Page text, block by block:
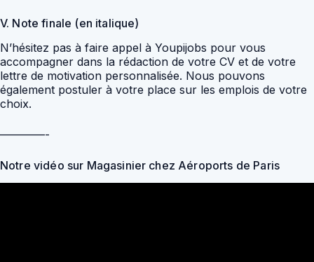
V. Note finale (en italique)
N’hésitez pas à faire appel à Youpijobs pour vous
accompagner dans la rédaction de votre CV et de votre
lettre de motivation personnalisée. Nous pouvons
également postuler à votre place sur les emplois de votre
choix.
————-
Notre vidéo sur Magasinier chez Aéroports de Paris